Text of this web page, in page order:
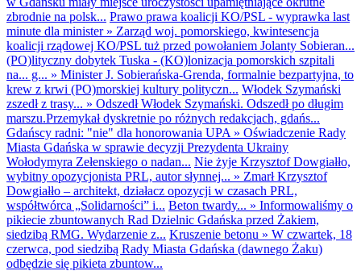
zbrodnie na polsk... Prawo prawa koalicji KO/PSL - wyprawka last
minute dla minister» Zarząd woj. pomorskiego, kwintesencja
koalicji rządowej KO/PSL tuż przed powołaniem Jolanty Sobieran...
(PO)lityczny dobytek Tuska - (KO)lonizacja pomorskich szpitali
na... g... » Minister J. Sobierańska-Grenda, formalnie bezpartyjna, to
krew z krwi (PO)morskiej kultury polityczn... Włodek Szymański
zszedł z trasy... » Odszedł Włodek Szymański. Odszedł po długim
marszu.Przemykał dyskretnie po różnych redakcjach, gdańs...
Gdańscy radni: "nie" dla honorowania UPA » Oświadczenie Rady
Miasta Gdańska w sprawie decyzji Prezydenta Ukrainy
Wołodymyra Zełenskiego o nadan... Nie żyje Krzysztof Dowgiałło,
wybitny opozycjonista PRL, autor słynnej... » Zmarł Krzysztof
Dowgiałło – architekt, działacz opozycji w czasach PRL,
współtwórca „Solidarności” i... Beton twardy... » Informowaliśmy o
pikiecie zbuntowanych Rad Dzielnic Gdańska przed Żakiem,
siedzibą RMG. Wydarzenie z... Kruszenie betonu » W czwartek, 18
czerwca, pod siedzibą Rady Miasta Gdańska (dawnego Żaku)
odbędzie się pikieta zbuntow...